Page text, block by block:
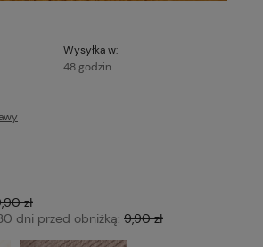
Wysyłka w:
48 godzin
ewentualnych kosztów płatności
zł
dni przed obniżką: 9,90 zł